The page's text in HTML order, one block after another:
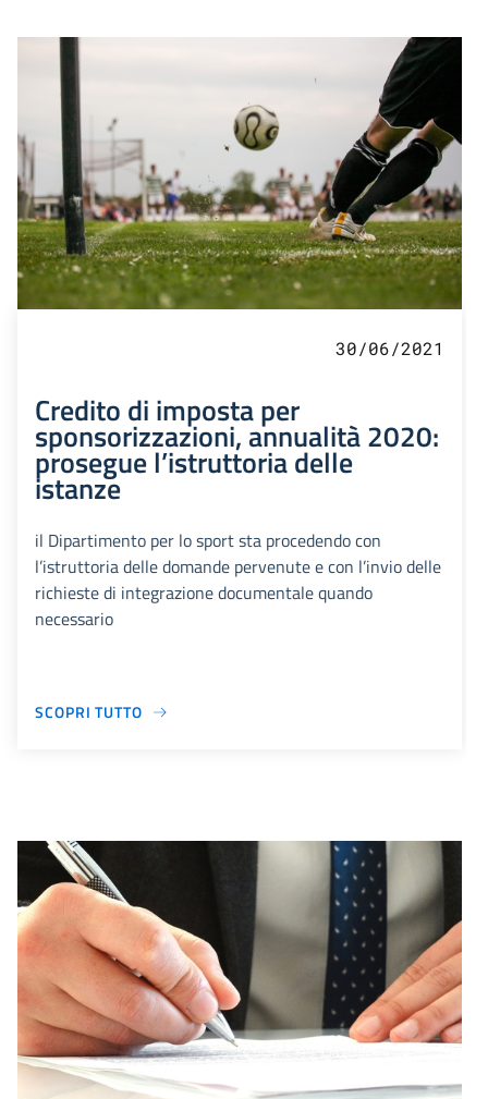
30/06/2021
Credito di imposta per
sponsorizzazioni, annualità 2020:
prosegue l’istruttoria delle
istanze
il Dipartimento per lo sport sta procedendo con
l’istruttoria delle domande pervenute e con l’invio delle
richieste di integrazione documentale quando
necessario
SCOPRI TUTTO